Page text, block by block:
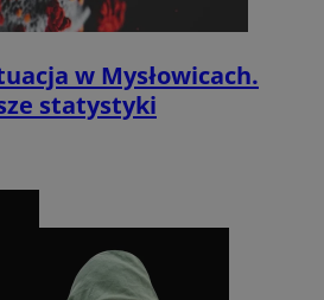
w Mysłowicach.
statystyki